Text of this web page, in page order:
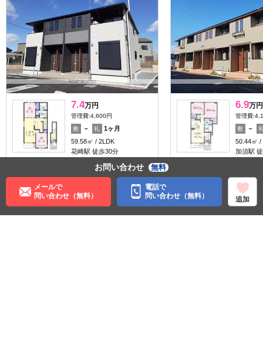
7.4万円
管理費:4,600円
敷 － 礼
1ヶ月
59.58㎡
2LDK
花崎駅 徒歩30分
埼玉県加須市川口
料理が楽 収納
6.9万円
管理費
敷 －
50.44㎡
加須駅
料理が楽 収納
お問い合わせ 無料
メールで
問い合わせ（無料）
電話で
問い合わせ（無料）
追加